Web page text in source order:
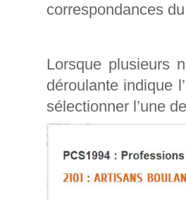
correspondances
Lorsque plusieurs
déroulante indique
sélectionner l’une